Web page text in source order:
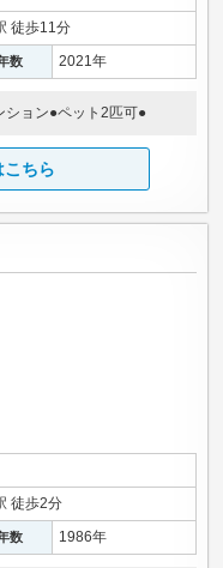
徒歩11分
数 2021年
ョン●ペット2匹可●
こちら
徒歩2分
数 1986年